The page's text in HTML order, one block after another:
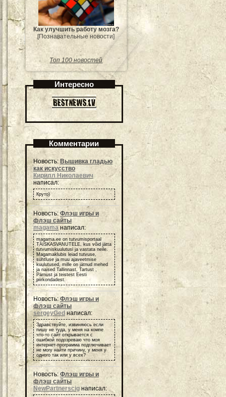
Как улучшить работу мозга?
[Познавательные новости]
Топ 100 новостей
Интересно
Комментарии
Новость: Вышивка гладью
как искусство
Кирилл Николаевич
написал:
Круто)
Новость:Флэш игры и
флэш сайты
magama написал:
magama.ee on tutvumisportaal
TÄISKASVANUTELE, kus võid jätta
tutvumiskuulutusi ja vastata neile.
Magamaklubis leiad tutvuse,
suhtluse ja muu ajaveetmise
kuulutused, mille on jätnud mehed
ja naised Tallinnast, Tartust ,
Pärnust ja teistest Eesti
piirkondadest.
Новость: Флэш игры и
флэш сайты
sergeyGed написал:
Здравствуйте, извиняюсь если
пишу не туда, у меня на компе
что-то сайт открывается с
ошибкой подозреваю что моя
интернет-программа подглючивает
не могу найти причину, у меня у
одного так или у всех?
Новость: Флэш игры и
флэш сайты
NewPartnerscig написал: